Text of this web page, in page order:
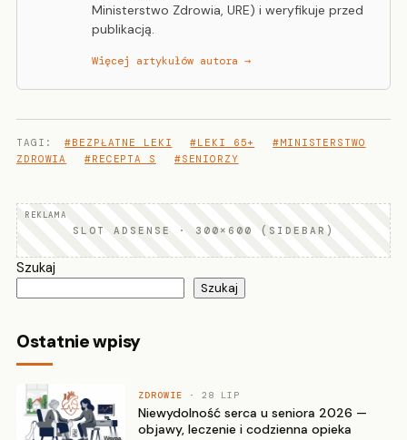
Ministerstwo Zdrowia, URE) i weryfikuje przed
publikacją.
Więcej artykułów autora →
TAGI: #BEZPŁATNE LEKI #LEKI 65+
#MINISTERSTWO
ZDROWIA
#RECEPTA S #SENIORZY
SLOT ADSENSE · 300×600 (SIDEBAR)
Szukaj
Szukaj
Ostatnie wpisy
ZDROWIE · 28 LIP
Niewydolność serca u seniora 2026 —
objawy, leczenie i codzienna opieka